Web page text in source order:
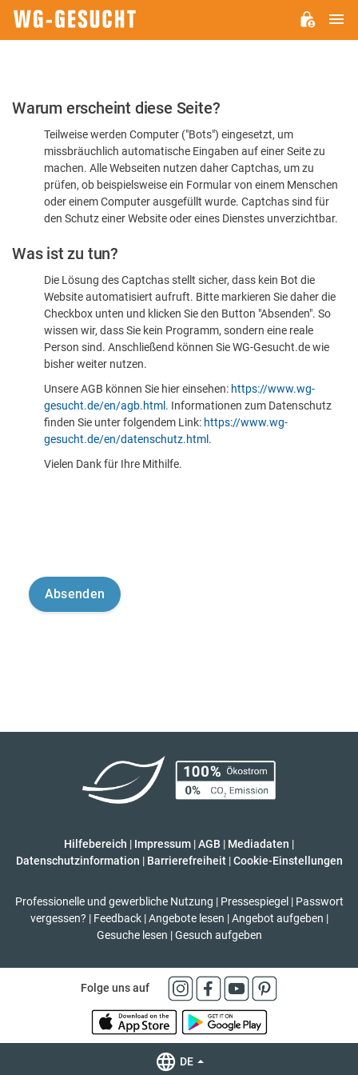
Bitte
dass
sind
Warum erscheint diese Seite?
Teilweise werden Computer ("Bots") eingesetzt, um
missbräuchlich automatische Eingaben auf einer Seite zu
machen. Alle Webseiten nutzen daher Captchas, um zu
prüfen, ob beispielsweise ein Formular von einem Menschen
oder einem Computer ausgefüllt wurde. Captchas sind für
den Schutz einer Website oder eines Dienstes unverzichtbar.
Was ist zu tun?
Die Lösung des Captchas stellt sicher, dass kein Bot die
Website automatisiert aufruft. Bitte markieren Sie daher die
Checkbox unten und klicken Sie den Button "Absenden". So
wissen wir, dass Sie kein Programm, sondern eine reale
Person sind. Anschließend können Sie WG-Gesucht.de wie
bisher weiter nutzen.
Unsere AGB können Sie hier einsehen: https://www.wg-
gesucht.de/en/agb.html . Informationen zum Datenschutz
finden Sie unter folgendem Link: https://www.wg-
gesucht.de/en/datenschutz.html .
Vielen Dank für Ihre Mithilfe.
Hilfebereich | Impressum |AGB | Mediadaten |
Datenschutzinformation | Barrierefreiheit | Cookie-Einstellungen
Professionelle und gewerbliche Nutzung | Pressespiegel | Passwort
vergessen? | Feedback | Angebote lesen | Angebot aufgeben |
Gesuche lesen | Gesuch aufgeben
Folge uns auf
DE